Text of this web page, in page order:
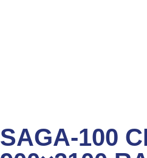
SAGA-100